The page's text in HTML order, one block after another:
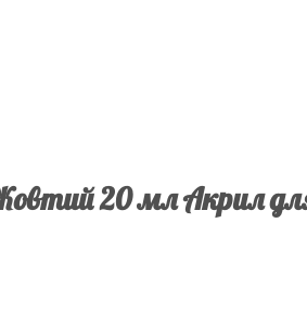
20 мл Акрил